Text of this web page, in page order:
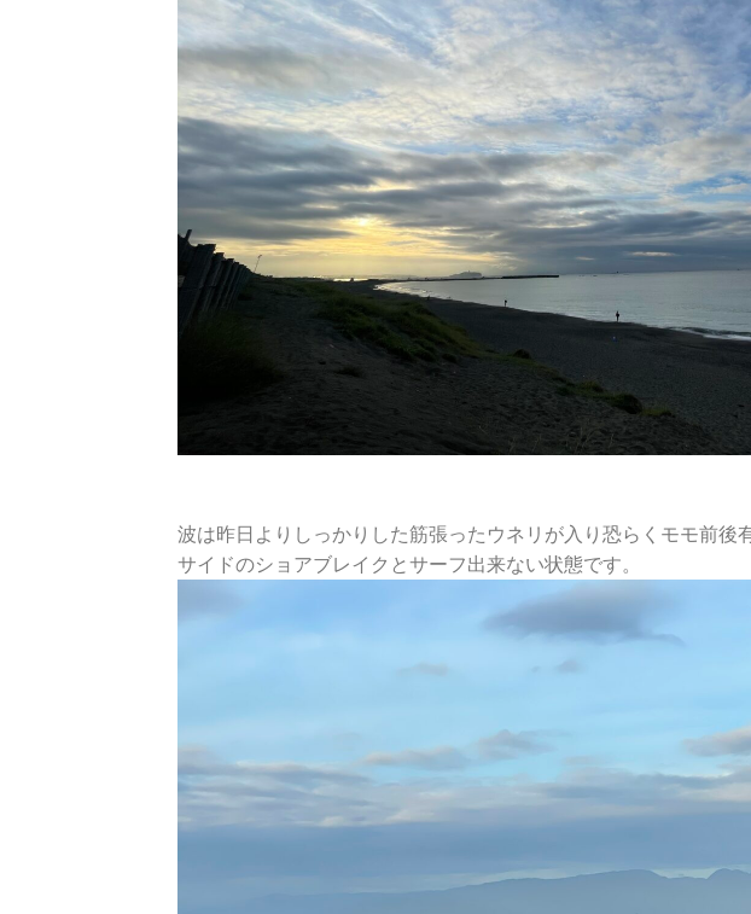
波は昨日よりしっかりした筋張ったウネリが入り恐らくモモ前後
サイドのショアブレイクとサーフ出来ない状態です。